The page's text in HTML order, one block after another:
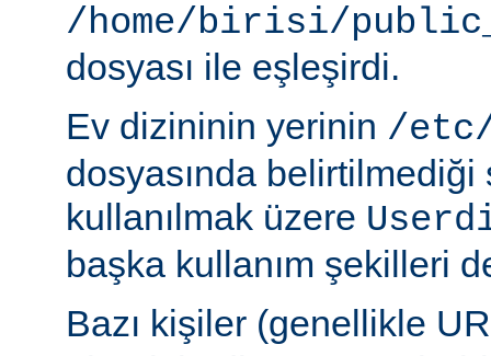
/home/birisi/
dosyası ile eşleşirdi.
Ev dizininin yerinin /etc/
dosyasında belirtilmediği
kullanılmak üzere
başka kullanım şekilleri
Bazı kişiler (genellikle